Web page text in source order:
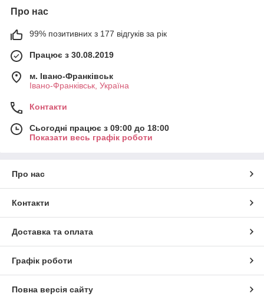
Про нас
99% позитивних з 177 відгуків за рік
Працює з 30.08.2019
м. Івано-Франківськ
Івано-Франківськ, Україна
Контакти
Сьогодні працює з 09:00 до 18:00
Показати весь графік роботи
Про нас
Контакти
Доставка та оплата
Графік роботи
Повна версія сайту